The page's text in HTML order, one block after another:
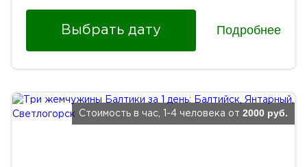
Выбрать дату Подробнее
Стоимость в час, 1-4 человека от 2000 руб.